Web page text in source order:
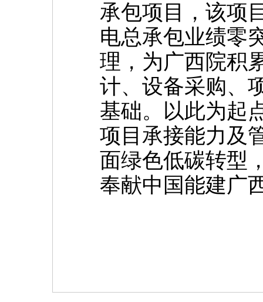
承包项目，该项
电总承包业绩零
理，为广西院积
计、设备采购、
基础。以此为起
项目承接能力及
面绿色低碳转型
奉献中国能建广